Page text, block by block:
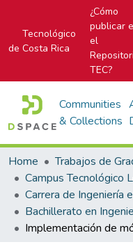
Tecnológico
de Costa Rica
¿Cómo
publicar
el
TEC?
Communities
& Collections
Home
Trabajos de